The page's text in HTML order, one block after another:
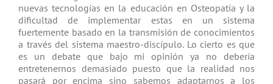
nuevas tecnologías en la educación en Osteopatía y la
dificultad de implementar estas en un sistema
fuertemente basado en la transmisión de conocimientos
a través del sistema maestro-discípulo. Lo cierto es que
es un debate que bajo mi opinión ya no debería
entretenernos demasiado puesto que la realidad nos
pasará por encima sino sabemos adaptarnos a los